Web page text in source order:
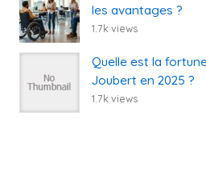
les avantages ?
1.7k views
Quelle est la
Joubert en 2025 ?
1.7k views